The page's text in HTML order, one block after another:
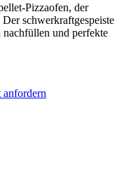
Pizzaofen, der
schwerkraftgespeiste
und perfekte
anfordern